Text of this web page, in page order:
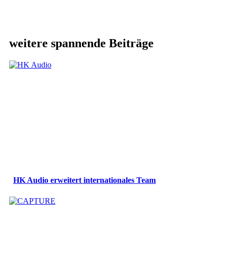
weitere spannende Beiträge
HK Audio erweitert internationales Team